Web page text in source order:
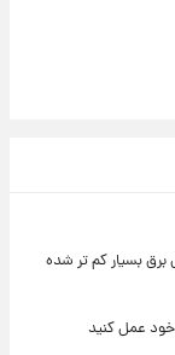
برق بسیار کم تر شده
خود عمل کنید